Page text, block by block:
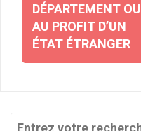
DÉPARTEMENT OU
AU PROFIT D’UN
ÉTAT ÉTRANGER
Recherche